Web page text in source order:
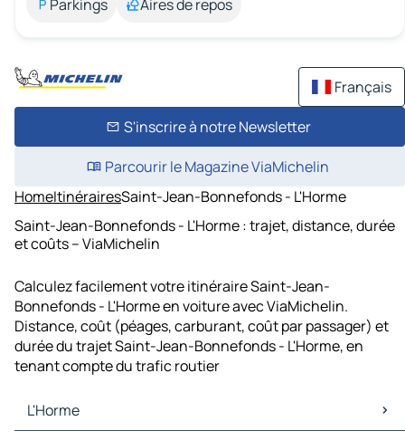
Parkings
Aires de repos
Français
S'inscrire à notre Newsletter
Parcourir le Magazine ViaMichelin
HomeItinérairesSaint-Jean-Bonnefonds - L'Horme
Saint-Jean-Bonnefonds - L'Horme : trajet, distance, durée
et coûts – ViaMichelin
Calculez facilement votre itinéraire Saint-Jean-
Bonnefonds - L'Horme en voiture avec ViaMichelin.
Distance, coût (péages, carburant, coût par passager) et
durée du trajet Saint-Jean-Bonnefonds - L'Horme, en
tenant compte du trafic routier
L'Horme